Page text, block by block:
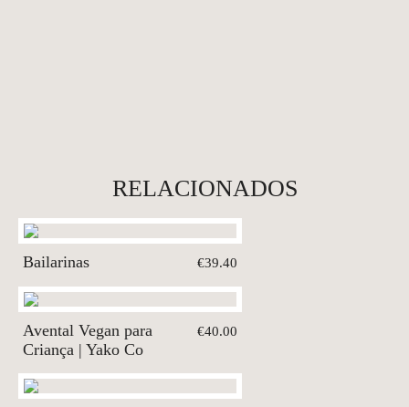
RELACIONADOS
Bailarinas €39.40
Avental Vegan para
Criança | Yako Co
€40.00